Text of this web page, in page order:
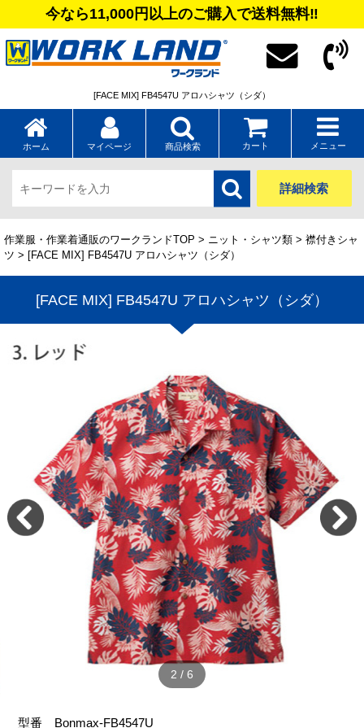
今なら11,000円以上のご購入で送料無料‼
[FACE MIX] FB4547U アロハシャツ（シダ）
ホーム マイページ 商品検索 カート メニュー
詳細検索
作業服・作業着通販のワークランドTOP > ニット・シャツ類 > 襟付きシャ
ツ > [FACE MIX] FB4547U アロハシャツ（シダ）
[FACE MIX] FB4547U アロハシャツ（シダ）
2 / 6
型番 Bonmax-FB4547U